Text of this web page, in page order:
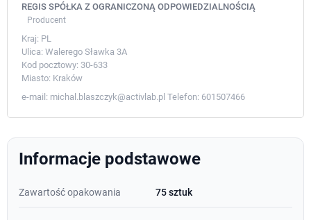
REGIS SPÓŁKA Z OGRANICZONĄ ODPOWIEDZIALNOŚCIĄ
Producent
Kraj: PL
Ulica: Walerego Sławka 3A
Kod pocztowy: 30-633
Miasto: Kraków
e-mail: michal.blaszczyk@activlab.pl Telefon: 601507466
Informacje podstawowe
Zawartość opakowania 75 sztuk